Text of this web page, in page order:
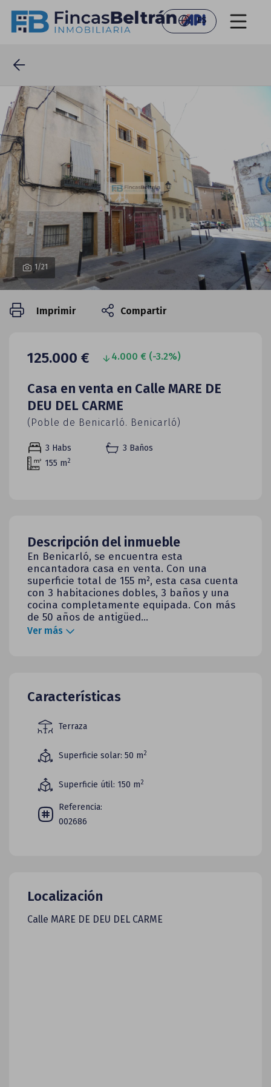
ES
125.000 € 4.000 € (-3.2%)
Casa en venta en Calle MARE DE
DEU DEL CARME
(Poble de Benicarló. Benicarló)
3 Habs
3 Baños
155 m2
Imprimir Compartir
1 /21
Descripción del inmueble
En Benicarló, se encuentra esta
encantadora casa en venta. Con una
superficie total de 155 m², esta casa cuenta
con 3 habitaciones dobles, 3 baños y una
cocina completamente equipada. Con más
de 50 años de antigüed...
Ver más
Características
Terraza
Superficie solar: 50 m2
Superficie útil: 150 m2
Referencia:
002686
Localización
Calle MARE DE DEU DEL CARME